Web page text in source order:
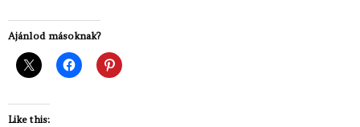
Ajánlod másoknak?
Like this: